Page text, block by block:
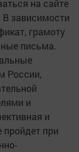
на сайте
В зависимости
грамоту
письма.
России,
и
и
пройдет при